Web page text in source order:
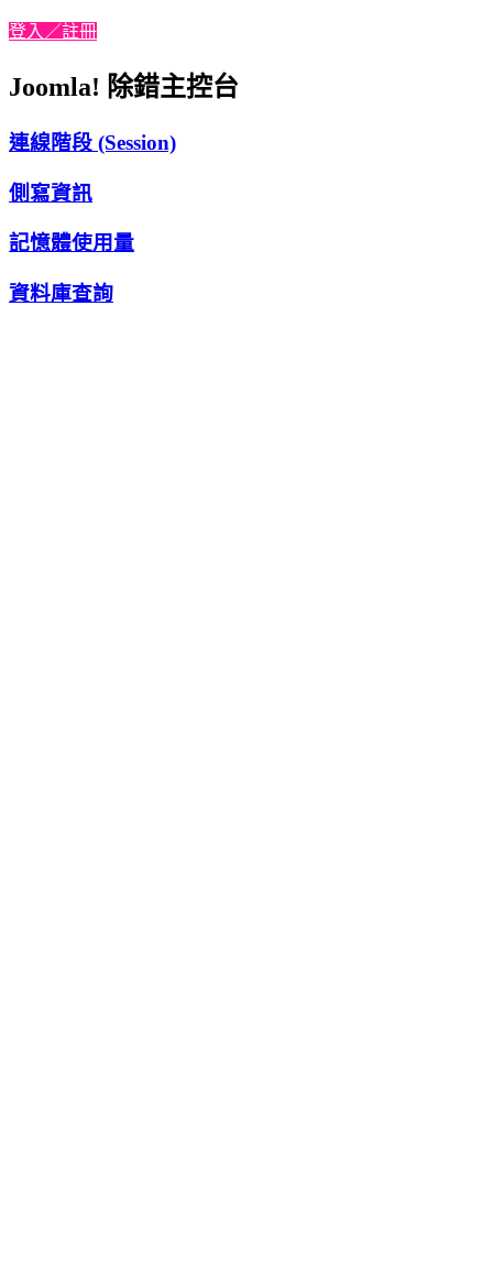
登入／註冊
Joomla! 除錯主控台
連線階段 (Session)
側寫資訊
記憶體使用量
資料庫查詢